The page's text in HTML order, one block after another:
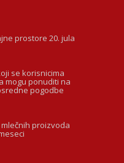
prostore 20. jula
se korisnicima
mogu ponuditi na
pogodbe
proizvoda